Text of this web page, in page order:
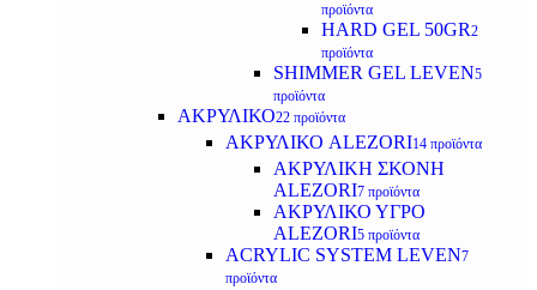
προϊόντα
HARD GEL 50GR2
προϊόντα
SHIMMER GEL LEVEN5
προϊόντα
ΑΚΡΥΛΙΚΟ22 προϊόντα
ΑΚΡΥΛΙΚΟ ALEZORI14 προϊόντα
ΑΚΡΥΛΙΚΗ ΣΚΟΝΗ
ALEZORI7 προϊόντα
ΑΚΡΥΛΙΚΟ ΥΓΡΟ
ALEZORI5 προϊόντα
ACRYLIC SYSTEM LEVEN7
προϊόντα